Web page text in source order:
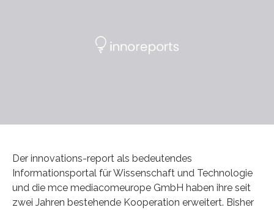
Der innovations-report als bedeutendes
Informationsportal für Wissenschaft und Technologie
und die mce mediacomeurope GmbH haben ihre seit
zwei Jahren bestehende Kooperation erweitert. Bisher